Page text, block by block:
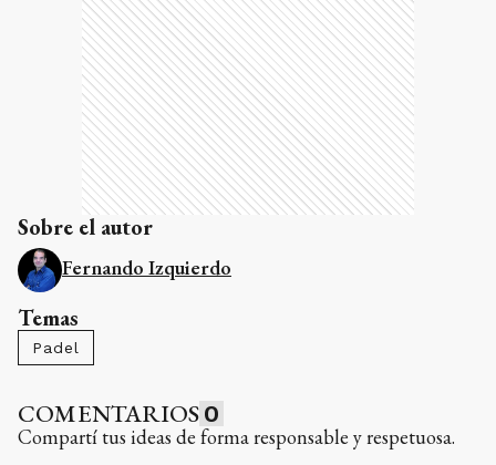
Sobre el autor
Fernando Izquierdo
Temas
Padel
COMENTARIOS 0
Compartí tus ideas de forma responsable y respetuosa.